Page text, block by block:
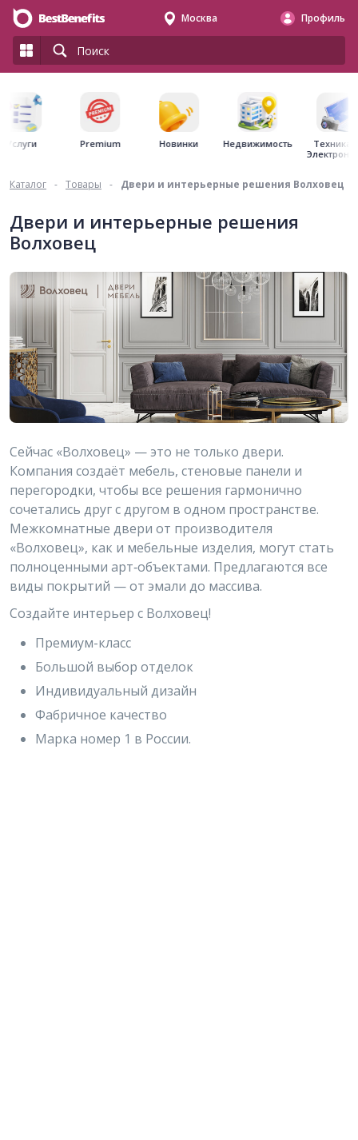
Москва Профиль
Услуги Premium Новинки Недвижимость
Техника
Каталог - Товары - Двери и интерьерные решения Волховец
Двери и интерьерные решения
Волховец
Сейчас «Волховец» — это не только двери.
Компания создаёт мебель, стеновые панели и
перегородки, чтобы все решения гармонично
сочетались друг с другом в одном пространстве.
Межкомнатные двери от производителя
«Волховец», как и мебельные изделия, могут стать
полноценными арт‑объектами. Предлагаются все
виды покрытий — от эмали до массива.
Создайте интерьер с Волховец!
Премиум-класс
Большой выбор отделок
Индивидуальный дизайн
Фабричное качество
Марка номер 1 в России.